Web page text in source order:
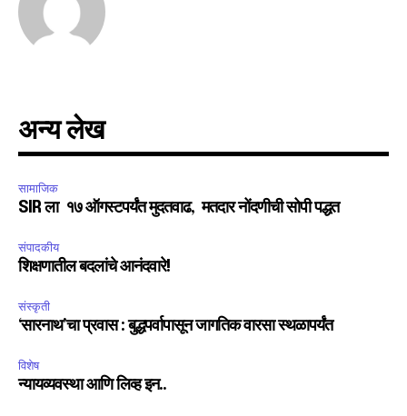
अन्य लेख
सामाजिक
SIR ला १७ ऑगस्टपर्यंत मुदतवाढ, मतदार नोंदणीची सोपी पद्धत
संपादकीय
शिक्षणातील बदलांचे आनंदवारे!
संस्कृती
‘सारनाथ’चा प्रवास : बुद्धपर्वापासून जागतिक वारसा स्थळापर्यंत
विशेष
न्यायव्यवस्था आणि लिव्ह इन..